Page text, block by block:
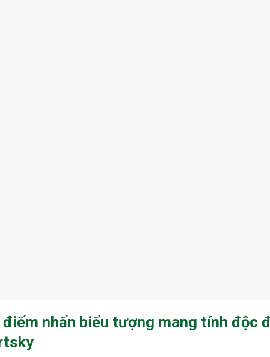
nhấn biểu tượng mang tính độc